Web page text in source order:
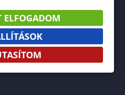
ELFOGADOM